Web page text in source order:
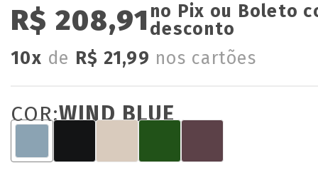
R$ 208,91 no Pix ou Boleto
desconto
10x de R$ 21,99 nos cartões
COR:WIND BLUE